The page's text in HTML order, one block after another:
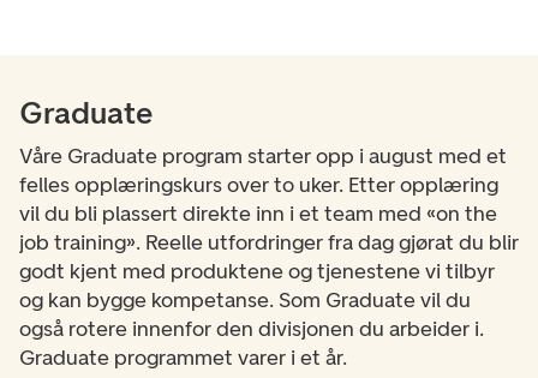
Graduate
Våre Graduate program starter opp i august med et
felles opplæringskurs over to uker. Etter opplæring
vil du bli plassert direkte inn i et team med «on the
job training». Reelle utfordringer fra dag gjørat du blir
godt kjent med produktene og tjenestene vi tilbyr
og kan bygge kompetanse. Som Graduate vil du
også rotere innenfor den divisjonen du arbeider i.
Graduate programmet varer i et år.